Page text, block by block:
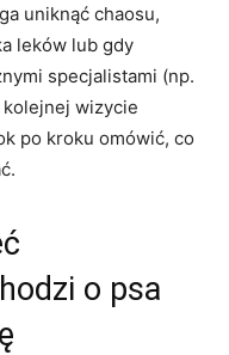
uniknąć chaosu,
leków lub gdy
specjalistami (np.
wizycie
po kroku omówić, co
o psa